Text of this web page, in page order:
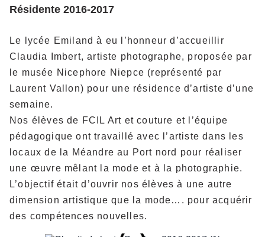
Résidente 2016-2017
Le lycée Emiland à eu l’honneur d’accueillir
Claudia Imbert, artiste photographe, proposée par
le musée Nicephore Niepce (représenté par
Laurent Vallon) pour une résidence d’artiste d’une
semaine.
Nos élèves de FCIL Art et couture et l’équipe
pédagogique ont travaillé avec l’artiste dans les
locaux de la Méandre au Port nord pour réaliser
une œuvre mêlant la mode et à la photographie.
L’objectif était d’ouvrir nos élèves à une autre
dimension artistique que la mode…. pour acquérir
des compétences nouvelles.